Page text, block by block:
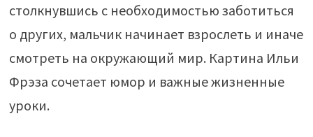
столкнувшись с необходимостью заботиться
о других, мальчик начинает взрослеть и иначе
смотреть на окружающий мир. Картина Ильи
Фрэза сочетает юмор и важные жизненные
уроки.